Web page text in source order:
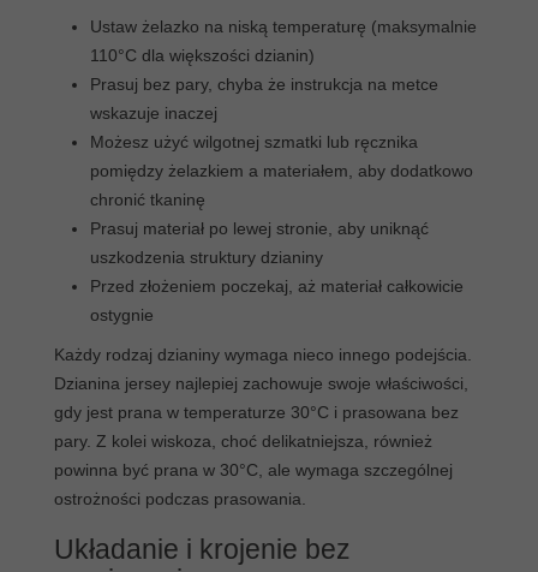
Ustaw żelazko na niską temperaturę (maksymalnie
110°C dla większości dzianin)
Prasuj bez pary, chyba że instrukcja na metce
wskazuje inaczej
Możesz użyć wilgotnej szmatki lub ręcznika
pomiędzy żelazkiem a materiałem, aby dodatkowo
chronić tkaninę
Prasuj materiał po lewej stronie, aby uniknąć
uszkodzenia struktury dzianiny
Przed złożeniem poczekaj, aż materiał całkowicie
ostygnie
Każdy rodzaj dzianiny wymaga nieco innego podejścia.
Dzianina jersey najlepiej zachowuje swoje właściwości,
gdy jest prana w temperaturze 30°C i prasowana bez
pary. Z kolei wiskoza, choć delikatniejsza, również
powinna być prana w 30°C, ale wymaga szczególnej
ostrożności podczas prasowania.
Układanie i krojenie bez